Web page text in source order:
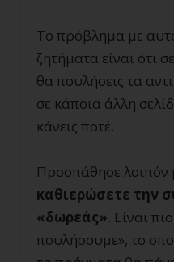
Το πρόβλημα με
ζητήματα είναι ότι
θα πουλήσεις τα
σε κάποια άλλη
κάνεις ποτέ.
Προσπάθησε λοιπόν
καθιερώσετε την
«δωρεάς». Είναι
πουλήσουμε», το